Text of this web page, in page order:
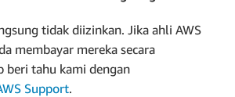
tidak diizinkan. Jika ahli AWS
membayar mereka secara
beri tahu kami dengan
Support.